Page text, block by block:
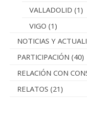
VALLADOLID (1)
VIGO (1)
NOTICIAS Y
PARTICIPACIÓN (40)
RELACIÓN CON
RELATOS (21)